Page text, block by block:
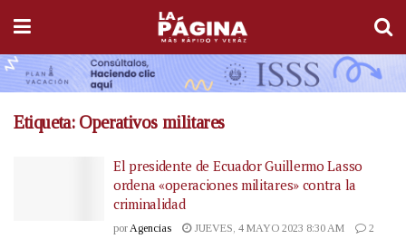
Etiqueta: Operativos militares
El presidente de Ecuador Guillermo Lasso
ordena «operaciones militares» contra la
criminalidad
por Agencias JUEVES, 4 MAYO 2023 8:30 AM 2